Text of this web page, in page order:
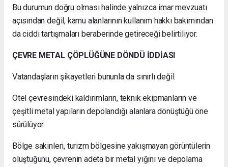
Bu durumun doğru olması halinde yalnızca imar mevzuatı
açısından değil, kamu alanlarının kullanım hakkı bakımından
da ciddi tartışmaları beraberinde getireceği belirtiliyor.
ÇEVRE METAL ÇÖPLÜĞÜNE DÖNDÜ İDDİASI
Vatandaşların şikayetleri bununla da sınırlı değil.
Otel çevresindeki kaldırımların, teknik ekipmanların ve
çeşitli metal yapıların depolandığı alanlara dönüştüğü öne
sürülüyor.
Bölge sakinleri, turizm bölgesine yakışmayan görüntülerin
oluştuğunu, çevrenin adeta bir metal yığını ve depolama